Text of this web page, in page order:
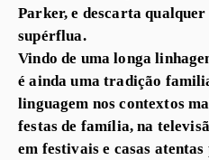
Parker, e descarta
supérflua.
Vindo de uma longa
é ainda uma tradição
linguagem nos contextos
festas de família, na
em festivais e casas